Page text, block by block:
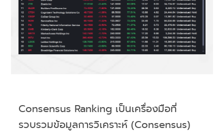
Consensus Ranking เป็นเครื่องมือที่
รวบรวมข้อมูลการวิเคราะห์ (Consensus)